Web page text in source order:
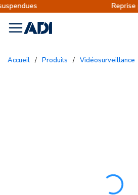
Reprise prévue le
menu
Accueil / Produits / Vidéosurveillance